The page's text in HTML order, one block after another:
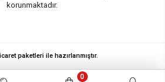
korunmaktadır.
0
paketleri ile hazırlanmıştır.